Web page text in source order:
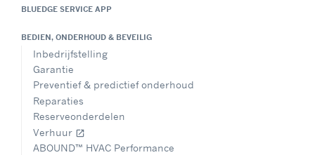
BLUEDGE SERVICE APP
BEDIEN, ONDERHOUD & BEVEILIG
Inbedrijfstelling
Garantie
Preventief & predictief onderhoud
Reparaties
Reserveonderdelen
Verhuur open_in_new
ABOUND™ HVAC Performance